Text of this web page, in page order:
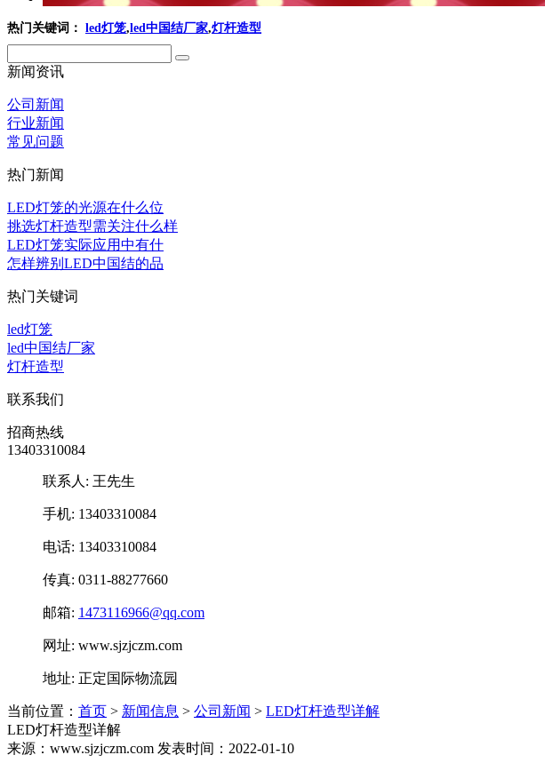
热门关键词： led灯笼,led中国结厂家,灯杆造型
新闻资讯
公司新闻
行业新闻
常见问题
热门新闻
LED灯笼的光源在什么位
挑选灯杆造型需关注什么样
LED灯笼实际应用中有什
怎样辨别LED中国结的品
热门关键词
led灯笼
led中国结厂家
灯杆造型
联系我们
招商热线
13403310084
联系人: 王先生
手机: 13403310084
电话: 13403310084
传真: 0311-88277660
邮箱: 1473116966@qq.com
网址: www.sjzjczm.com
地址: 正定国际物流园
当前位置： 首页 > 新闻信息 > 公司新闻 > LED灯杆造型详解
LED灯杆造型详解
来源：www.sjzjczm.com 发表时间：2022-01-10